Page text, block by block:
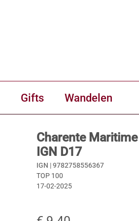
Gifts Wandelen
Charente
IGN D17
IGN |9782758556367
TOP 100
17-02-2025